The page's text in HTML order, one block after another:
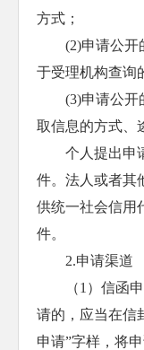
方式；
(2)申请公开
于受理机构查询
(3)申请公开
取信息的方式、
个人提出申
件。法人或者其
供统一社会信用
件。
2.申请渠道
（1）信函
请的，应当在信
申请”字样，将